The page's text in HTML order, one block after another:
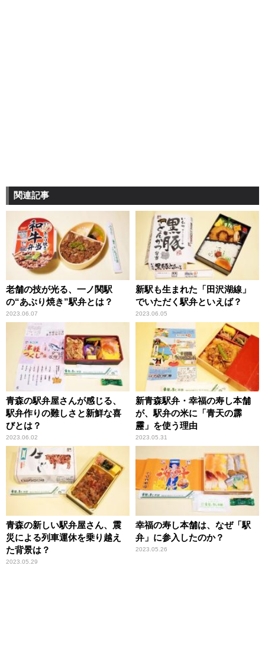
関連記事
老舗の技が光る、一ノ関駅
の“あぶり焼き”駅弁とは？
2023.06.07
新駅も生まれた「田沢湖線」
でいただく駅弁といえば？
2023.06.05
青森の駅弁屋さんが感じる、
駅弁作りの難しさと新鮮な喜
びとは？
2023.06.02
新青森駅弁・幸福の寿し本舗
が、駅弁の米に「青天の霹
靂」を使う理由
2023.05.31
青森の新しい駅弁屋さん、震
災による列車運休を乗り越え
た背景は？
2023.05.29
幸福の寿し本舗は、なぜ「駅
弁」に参入したのか？
2023.05.26